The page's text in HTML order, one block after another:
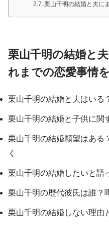
栗山千明の結婚と夫に
栗山千明の結婚と
れまでの恋愛事情
栗山千明の結婚と夫はいる
栗山千明の結婚と子供に関
栗山千明の結婚願望はある
く
栗山千明の結婚したいと語
栗山千明の歴代彼氏は誰？
栗山千明の結婚しない理由